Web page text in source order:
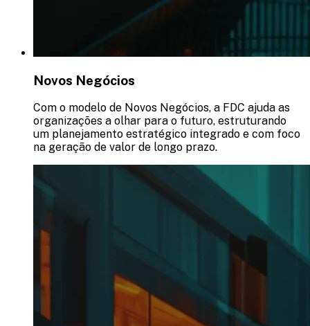
Novos Negócios
Com o modelo de Novos Negócios, a FDC ajuda as
organizações a olhar para o futuro, estruturando
um planejamento estratégico integrado e com foco
na geração de valor de longo prazo.